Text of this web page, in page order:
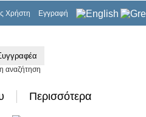
Χρήστη Εγγραφή
αναζήτηση
Περισσότερα